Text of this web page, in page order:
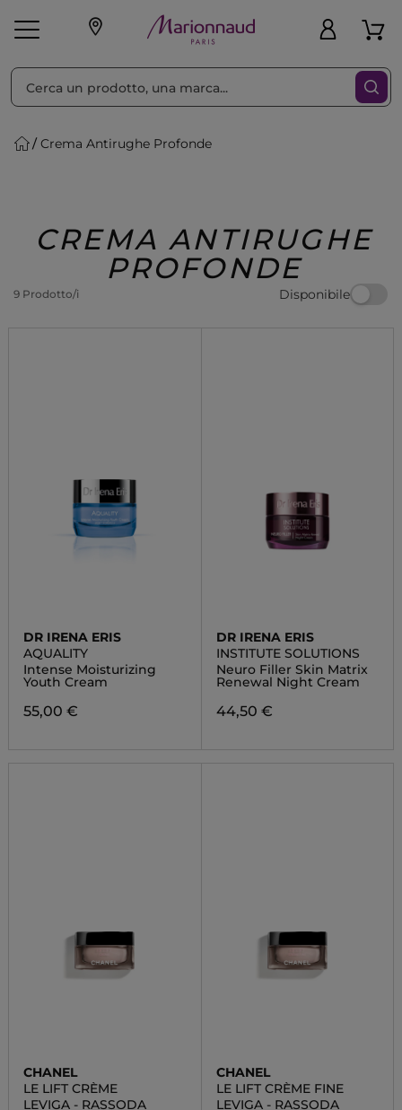
Make-up Profumi
Regalo
Crema Antirughe Profonde
CREMA ANTIRUGHE
PROFONDE
9 Prodotto/i Disponibile
Ordina per Filtra
DR IRENA ERIS
AQUALITY
Intense Moisturizing
Youth Cream
55,00 €
DR IRENA ERIS
INSTITUTE SOLUTIONS
Neuro Filler Skin Matrix
Renewal Night Cream
44,50 €
CHANEL
LE LIFT CRÈME
LEVIGA - RASSODA
CHANEL
LE LIFT CRÈME FINE
LEVIGA - RASSODA